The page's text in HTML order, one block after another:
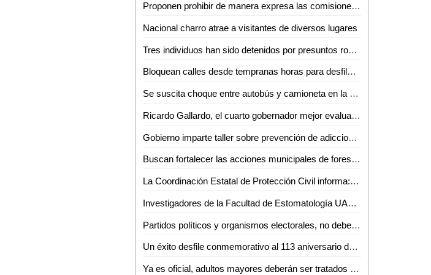
Proponen prohibir de manera expresa las comisiones cobradas a clientes que pagan con tarjetas bancarias: Dip. José Antonio Lorca Valle
Nacional charro atrae a visitantes de diversos lugares
Tres individuos han sido detenidos por presuntos robos en Ciudad Valles: José Isidoro Salazar
Bloquean calles desde tempranas horas para desfile conmemorativo
Se suscita choque entre autobús y camioneta en la zona centro de Ciudad Valles
Ricardo Gallardo, el cuarto gobernador mejor evaluado en el periodo de octubre 2023
Gobierno imparte taller sobre prevención de adicciones
Buscan fortalecer las acciones municipales de forestación urbana, volviéndolas parte de un programa permanente
La Coordinación Estatal de Protección Civil informa: Frente Frío número 11 ingresando por el norte del país.
Investigadores de la Facultad de Estomatología UASLP fueron reconocidos a nivel internacional
Partidos políticos y organismos electorales, no deben derrochar recursos públicos en propaganda durante el próximo proceso electoral
Un éxito desfile conmemorativo al 113 aniversario de la Revolución
Ya es oficial, adultos mayores deberán ser tratados y apoyados en sus trámites